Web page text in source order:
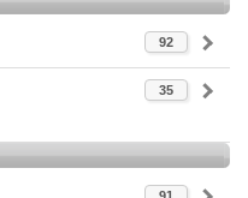
92
35